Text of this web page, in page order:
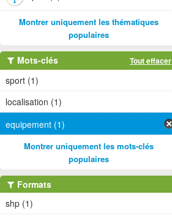
Montrer uniquement les thématiques
populaires
Mots-clés Tout effacer
sport (1)
localisation (1)
equipement (1)
Montrer uniquement les mots-clés
populaires
Formats
shp (1)